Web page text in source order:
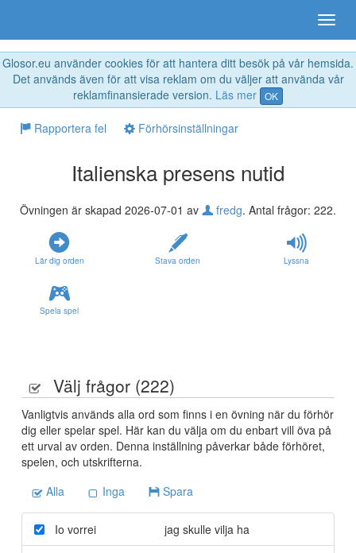
Glosor.eu använder cookies för att hantera ditt besök på vår hemsida.
Det används även för att visa reklam om du väljer att använda vår
reklamfinansierade version. Läs mer OK
Rapportera fel Förhörsinställningar
Italienska presens nutid
Övningen är skapad 2026-07-01 av fredg. Antal frågor: 222.
Lär dig orden Stava orden Lyssna
Spela spel
Välj frågor (222)
Vanligtvis används alla ord som finns i en övning när du förhör
dig eller spelar spel. Här kan du välja om du enbart vill öva på
ett urval av orden. Denna inställning påverkar både förhöret,
spelen, och utskrifterna.
Alla
Inga Spara
Io vorrei jag skulle vilja ha